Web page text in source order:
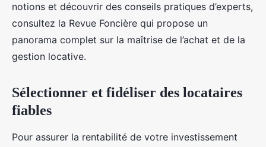
notions et découvrir des conseils pratiques d’experts,
consultez la Revue Foncière qui propose un
panorama complet sur la maîtrise de l’achat et de la
gestion locative.
Sélectionner et fidéliser des locataires
fiables
Pour assurer la rentabilité de votre investissement